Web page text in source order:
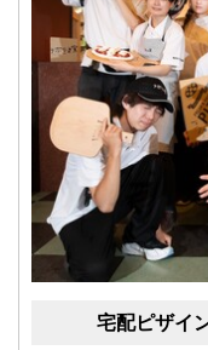
宅配ピザイ